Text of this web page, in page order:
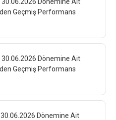
Geçmiş Performans
30.06.2026 Dönemine Ait
Geçmiş Performans
Dönemine Ait